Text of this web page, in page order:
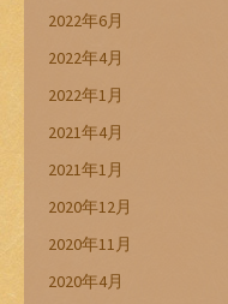
2022年6月
2022年4月
2022年1月
2021年4月
2021年1月
2020年12月
2020年11月
2020年4月